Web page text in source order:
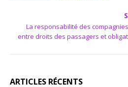
La responsabilité des
entre droits des passagers et
ARTICLES RÉCENTS